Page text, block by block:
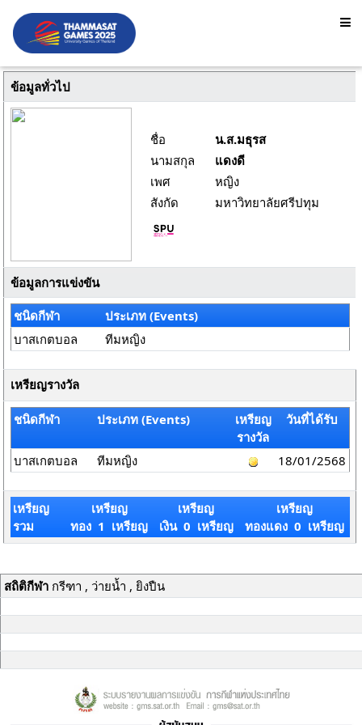
ข้อมูลทั่วไป
ชื่อ
น.ส.มธุรส
นามสกุล
แดงดี
เพศ
หญิง
สังกัด
มหาวิทยาลัยศรีปทุม
ข้อมูลการแข่งขัน
ชนิดกีฬา
ประเภท (Events)
บาสเกตบอล
ทีมหญิง
เหรียญรางวัล
ชนิดกีฬา ประเภท (Events)
เหรียญ
รางวัล
วันที่ได้รับ
บาสเกตบอล ทีมหญิง 18/01/2568
เหรียญ
รวม
เหรียญ
ทอง 1 เหรียญ
เหรียญ
เงิน 0 เหรียญ
เหรียญ
ทองแดง 0 เหรียญ
สถิติกีฬากรีฑา , ว่ายน้ำ , ยิงปืน